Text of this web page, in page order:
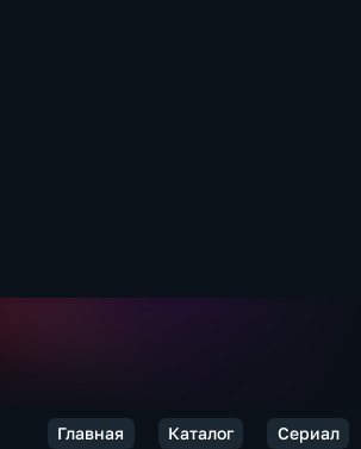
Главная Каталог Сериал